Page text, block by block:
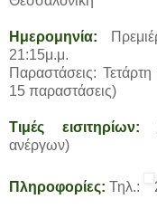
Ημερομηνία:
21:15μ.μ.
Παραστάσεις:
15 παραστάσεις)
Τιμές εισιτηρίων:
ανέργων)
Πληροφορίες: Τηλ.: